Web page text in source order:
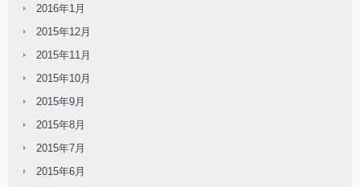
2016年1月
2015年12月
2015年11月
2015年10月
2015年9月
2015年8月
2015年7月
2015年6月